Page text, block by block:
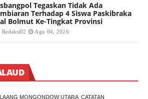
Tegaskan Tidak Ada
Terhadap 4 Siswa Paskibraka
Bolmut Ke-Tingkat Provinsi
Redaksi02 Agu 04, 2026
MONGONDOW UTARA CATATAN